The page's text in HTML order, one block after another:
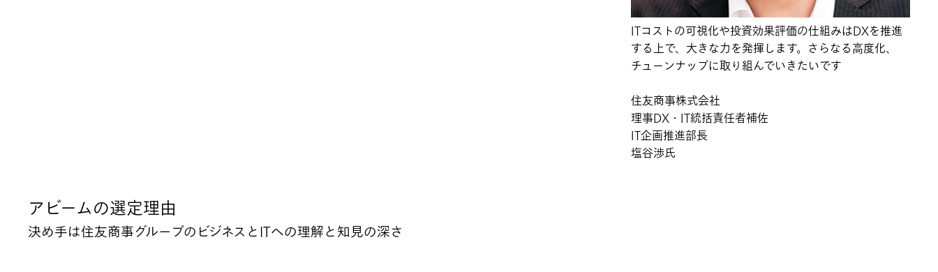
ITコストの可視化や投資効果評価の仕組みはDXを推進
する上で、大きな力を発揮します。さらなる高度化、
チューンナップに取り組んでいきたいです
住友商事株式会社
理事DX・IT統括責任者補佐
IT企画推進部長
塩谷渉氏
アビームの選定理由
決め手は住友商事グループのビジネスとITへの理解と知見の深さ